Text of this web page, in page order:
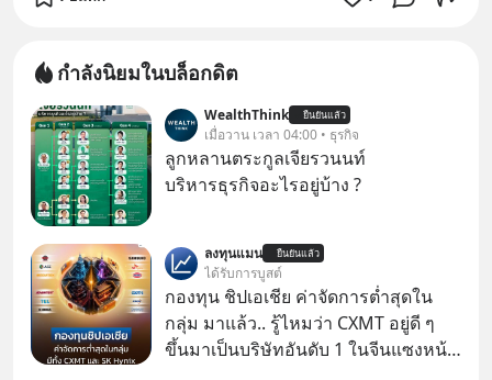
กำลังนิยมในบล็อกดิต
WealthThink ยืนยันแล้ว
เมื่อวาน เวลา 04:00 • ธุรกิจ
ลูกหลานตระกูลเจียรวนนท์
บริหารธุรกิจอะไรอยู่บ้าง ?
ลงทุนแมน ยืนยันแล้ว
ได้รับการบูสต์
กองทุน ชิปเอเชีย ค่าจัดการต่ำสุดใน
กลุ่ม มาแล้ว.. รู้ไหมว่า CXMT อยู่ดี ๆ
ขึ้นมาเป็นบริษัทอันดับ 1 ในจีนแซงหน้า